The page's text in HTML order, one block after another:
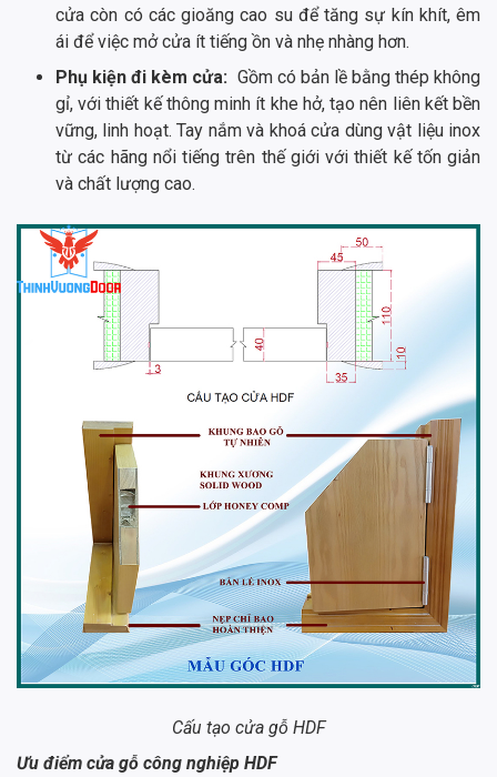
cửa còn có các gioăng cao su để tăng sự kín khít, êm
ái để việc mở cửa ít tiếng ồn và nhẹ nhàng hơn.
Phụ kiện đi kèm cửa: Gồm có bản lề bằng thép không
gỉ, với thiết kế thông minh ít khe hở, tạo nên liên kết bền
vững, linh hoạt. Tay nắm và khoá cửa dùng vật liệu inox
từ các hãng nổi tiếng trên thế giới với thiết kế tốn giản
và chất lượng cao.
Cấu tạo cửa gỗ HDF
Ưu điểm cửa gỗ công nghiệp HDF